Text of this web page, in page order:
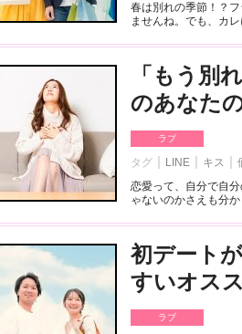
春は別れの季節！？
ませんね。でも、カ
「もう別
のあなた
ラブ
タグ LINE キス
恋愛って、自分で自
ゃないのかさえも分
初デート
すいオス
ラブ